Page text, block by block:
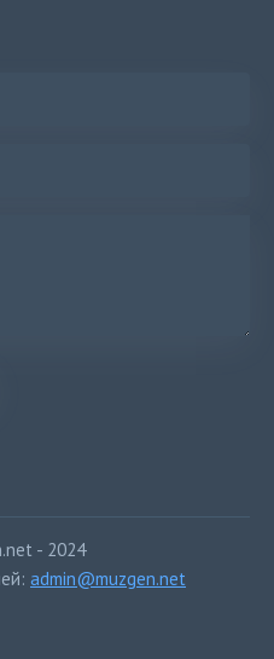
- 2024
admin@muzgen.net